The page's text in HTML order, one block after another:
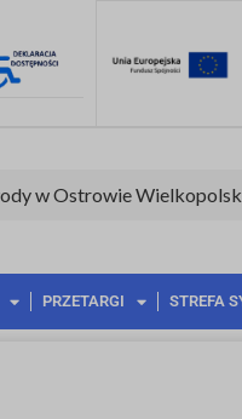
w Ostrowie
PRZETARGI STREFA